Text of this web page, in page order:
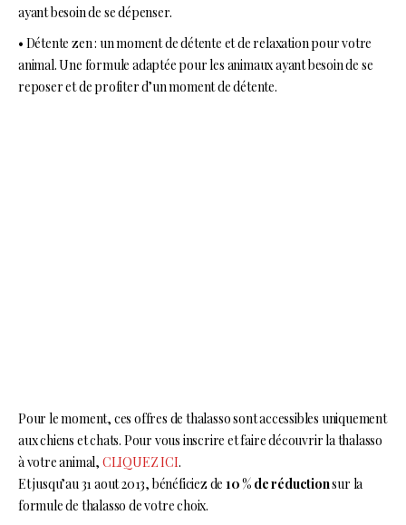
ayant besoin de se dépenser.
• Détente zen : un moment de détente et de relaxation pour votre
animal. Une formule adaptée pour les animaux ayant besoin de se
reposer et de profiter d’un moment de détente.
Pour le moment, ces offres de thalasso sont accessibles uniquement
aux chiens et chats. Pour vous inscrire et faire découvrir la thalasso
à votre animal, CLIQUEZ ICI.
Et jusqu’au 31 aout 2013, bénéficiez de 10 % de réductionsur la
formule de thalasso de votre choix.